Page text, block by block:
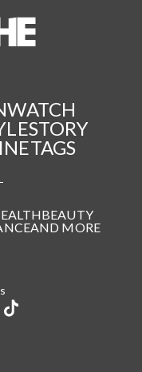
WATCH
STORY
TAGS
BEAUTY
AND MORE